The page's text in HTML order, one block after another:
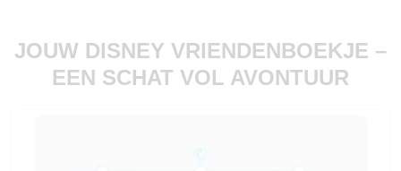
JOUW DISNEY VRIENDENBOEKJE –
EEN SCHAT VOL AVONTUUR